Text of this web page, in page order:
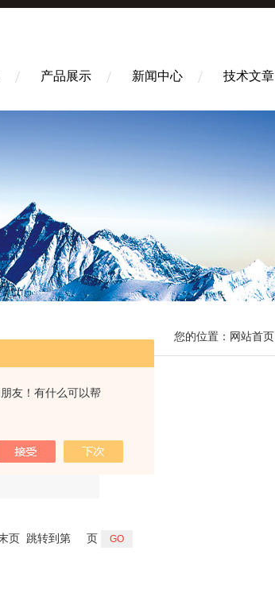
友！有什么可以帮
产品展示 新闻中心 技术文章
您的位置： 网站首页
美国原装CSAYBXN单珠梭阀SUN进口现货
页 跳转到第 页